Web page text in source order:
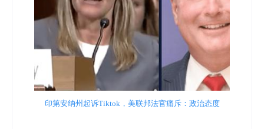
印第安纳州起诉Tiktok，美联邦法官痛斥：政治态度